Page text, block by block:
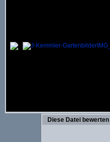
Diese Datei bewerten